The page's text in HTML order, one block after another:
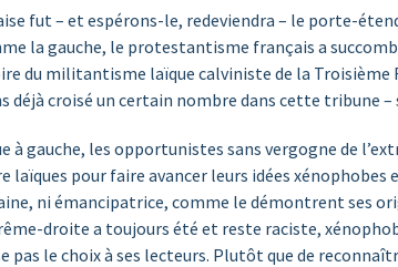
fut – et espérons-le, redeviendra – le porte-
la gauche, le protestantisme français a
du militantisme laïque calviniste de la Troisième
déjà croisé un certain nombre dans cette tribune
à gauche, les opportunistes sans vergogne de
laïques pour faire avancer leurs idées
ni émancipatrice, comme le démontrent ses
droite a toujours été et reste raciste,
pas le choix à ses lecteurs. Plutôt que de